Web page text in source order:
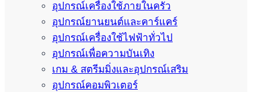
อุปกรณ์เครื่องใช้ภายในครัว
อุปกรณ์ยานยนต์และคาร์แคร์
อุปกรณ์เครื่องใช้ไฟฟ้าทั่วไป
อุปกรณ์เพื่อความบันเทิง
เกม & สตรีมมิ่งและอุปกรณ์เสริม
อุปกรณ์คอมพิวเตอร์